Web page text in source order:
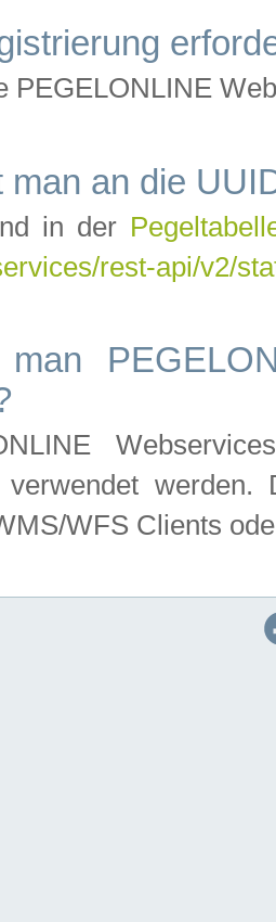
PEGELONLINE
man an die
in der
rest-api/v2/
verwendet
WFS Clients